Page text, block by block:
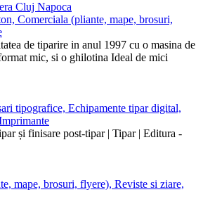
Cluj Napoca
Comerciala (pliante, mape, brosuri,
de tiparire in anul 1997 cu o masina de
mic, si o ghilotina Ideal de mici
tipografice, Echipamente tipar digital,
și finisare post-tipar | Tipar | Editura -
mape, brosuri, flyere), Reviste si ziare,